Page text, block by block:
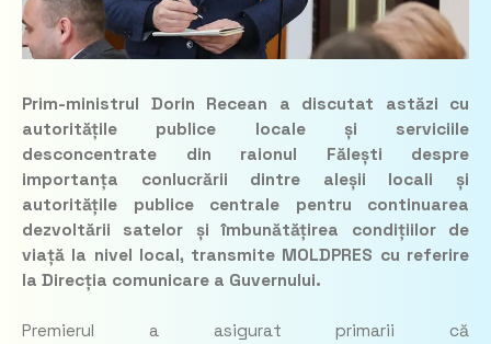
Prim-ministrul Dorin Recean a discutat astăzi cu
autoritățile publice locale și serviciile
desconcentrate din raionul Fălești despre
importanța conlucrării dintre aleșii locali și
autoritățile publice centrale pentru continuarea
dezvoltării satelor și îmbunătățirea condițiilor de
viață la nivel local, transmite MOLDPRES cu referire
la Direcția comunicare a Guvernului.
Premierul a asigurat primarii că